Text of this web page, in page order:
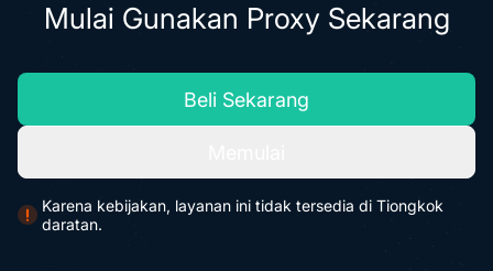
Mulai Gunakan Proxy Sekarang
Beli Sekarang
Karena kebijakan, layanan ini tidak tersedia di Tiongkok
daratan.